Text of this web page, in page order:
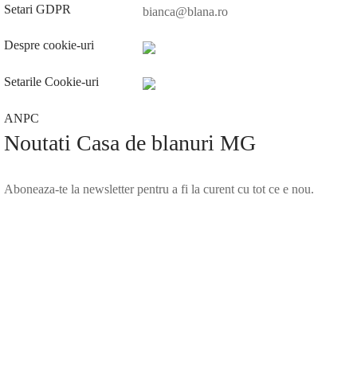
Setari GDPR
Despre cookie-uri
Setarile Cookie-uri
ANPC
bianca@blana.ro
Noutati Casa de blanuri MG
Aboneaza-te la newsletter pentru a fi la curent cu tot ce e nou.